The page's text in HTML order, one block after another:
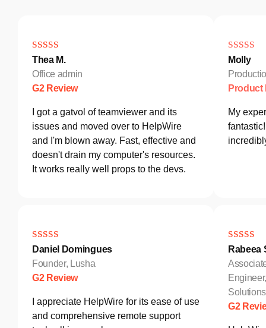
Thea M.
Office admin
G2 Review
I got a gatvol of teamviewer and its
issues and moved over to HelpWire
and I'm blown away. Fast, effective and
doesn't drain my computer's resources.
It works really well props to the devs.
Molly
Product
My
Daniel Domingues
Founder, Lusha
G2 Review
I appreciate HelpWire for its ease of use
and comprehensive remote support
Rabeea
G2